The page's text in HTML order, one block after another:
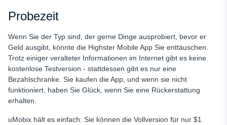
Probezeit
Wenn Sie der Typ sind, der gerne Dinge ausprobiert, bevor er
Geld ausgibt, könnte die Highster Mobile App Sie enttäuschen.
Trotz einiger veralteter Informationen im Internet gibt es keine
kostenlose Testversion - stattdessen gibt es nur eine
Bezahlschranke. Sie kaufen die App, und wenn sie nicht
funktioniert, haben Sie Glück, wenn Sie eine Rückerstattung
erhalten.
uMobix hält es einfach: Sie können die Vollversion für nur $1